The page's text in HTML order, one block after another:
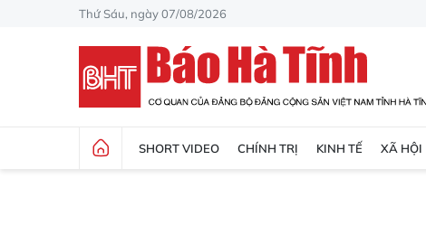
Thứ Sáu, ngày 07/08/2026
SHORT VIDEO CHÍNH TRỊ KINH TẾ XÃ HỘI